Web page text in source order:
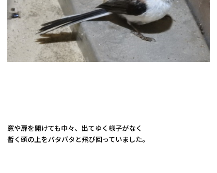
窓や扉を開けても中々、出てゆく様子がなく
暫く頭の上をバタバタと飛び回っていました。